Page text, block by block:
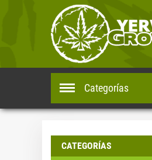
Categorías
CATEGORÍAS